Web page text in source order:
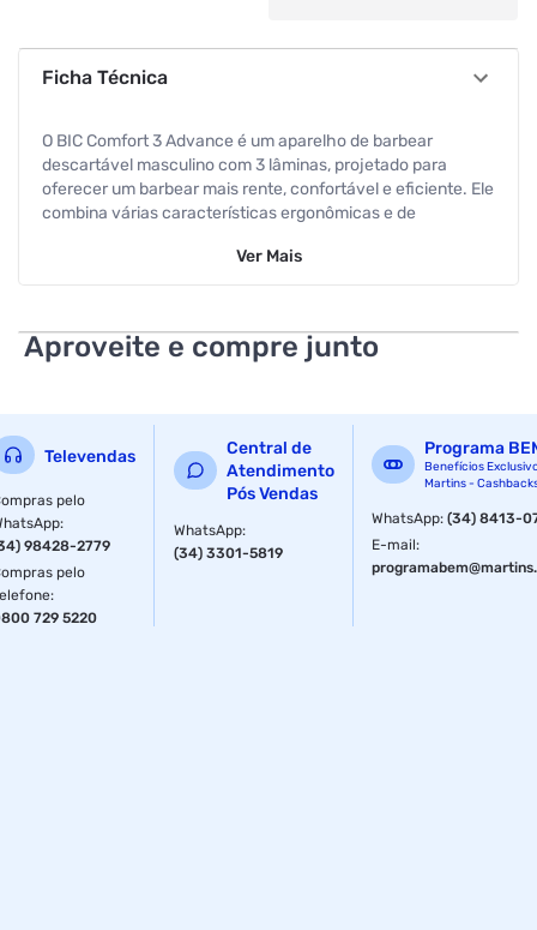
Ficha Técnica
O BIC Comfort 3 Advance é um aparelho de barbear
descartável masculino com 3 lâminas, projetado para
oferecer um barbear mais rente, confortável e eficiente. Ele
combina várias características ergonômicas e de
quem faz a barba completa quanto para quem apenas
Ver Mais
Aproveite e compre junto
Televendas
pelo
:
98428-2779
pelo
:
729 5220
Central de
Atendimento
Pós Vendas
WhatsApp:
(34) 3301-5819
Programa
Benefícios
Martins -
WhatsApp:(34) 8413-
E-mail: